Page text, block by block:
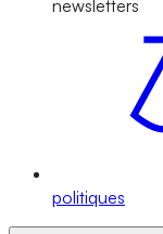
newsletters
politiques